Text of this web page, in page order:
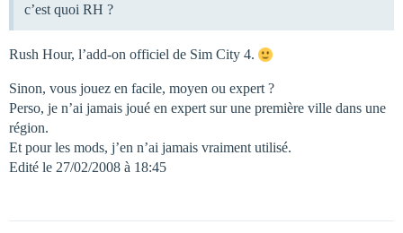
c’est quoi RH ?
Rush Hour, l’add-on officiel de Sim City 4.
Sinon, vous jouez en facile, moyen ou expert ?
Perso, je n’ai jamais joué en expert sur une première ville dans une
région.
Et pour les mods, j’en n’ai jamais vraiment utilisé.
Edité le 27/02/2008 à 18:45